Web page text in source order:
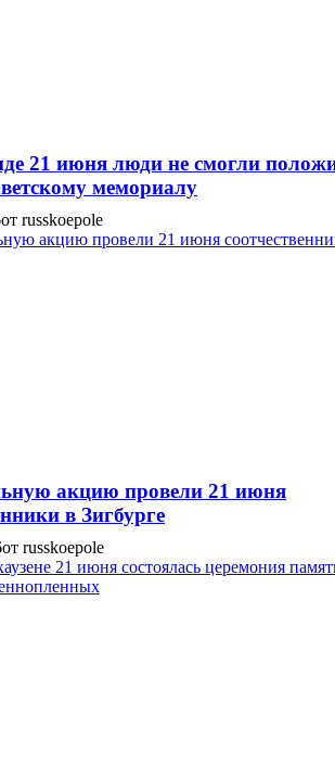
21 июня люди не смогли
мемориалу
от russkoepole
акцию провели 21 июня
в Зигбурге
от russkoepole